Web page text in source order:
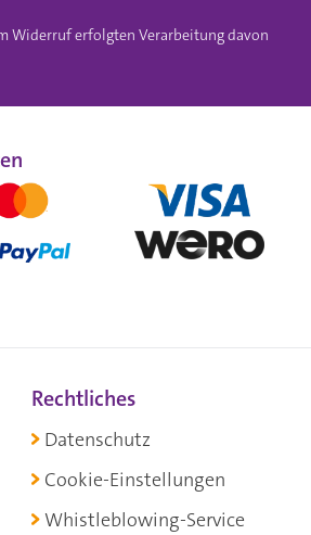
Widerruf erfolgten Verarbeitung davon
Rechtliches
Datenschutz
Cookie-Einstellungen
Whistleblowing-Service